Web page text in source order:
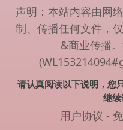
声明：本站内容由网
制、传播任何文件，
&商业传播
请认真阅读以下说明，您
继续
用户协议 -